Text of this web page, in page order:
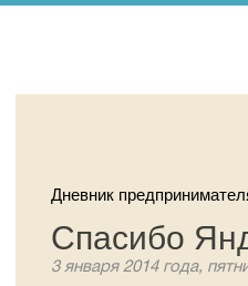
Дневник
Спасибо
3 января 2014 года,